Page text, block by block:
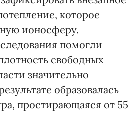
которое
ионосферу.
помогли
свободных
значительно
образовалась
простирающаяся от 55